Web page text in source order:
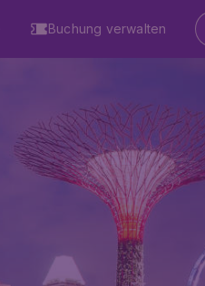
Buchung verwalten